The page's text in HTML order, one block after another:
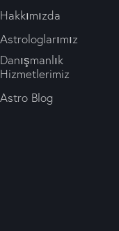
Hakkımızda
Astrologlarımız
Danışmanlık
Hizmetlerimiz
Astro Blog